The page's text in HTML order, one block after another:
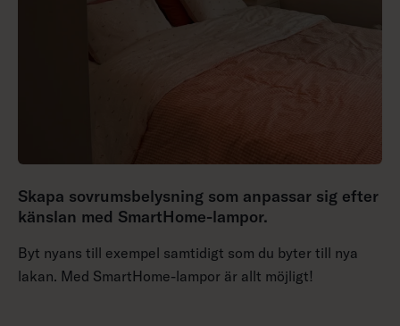
Skapa sovrumsbelysning som anpassar sig efter
känslan med SmartHome-lampor.
Byt nyans till exempel samtidigt som du byter till nya
lakan. Med SmartHome-lampor är allt möjligt!